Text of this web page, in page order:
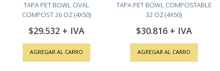
TAPA PET BOWL OVAL
COMPOST 26 OZ (4X50)
$29.532
AGREGAR AL CARRO
TAPA PET BOWL COMPOSTABLE
32 OZ (4X50)
$30.816
AGREGAR AL CARRO